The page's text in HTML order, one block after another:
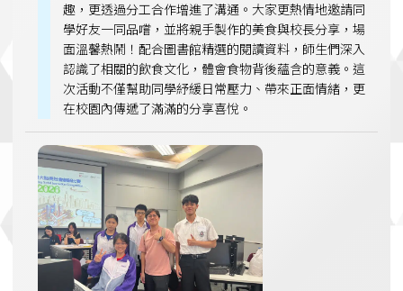
趣，更透過分工合作增進了溝通。大家更熱情地邀請同
學好友一同品嚐，並將親手製作的美食與校長分享，場
面溫馨熱鬧！配合圖書館精選的閱讀資料，師生們深入
認識了相關的飲食文化，體會食物背後蘊含的意義。這
次活動不僅幫助同學紓緩日常壓力、帶來正面情緒，更
在校園內傳遞了滿滿的分享喜悅。